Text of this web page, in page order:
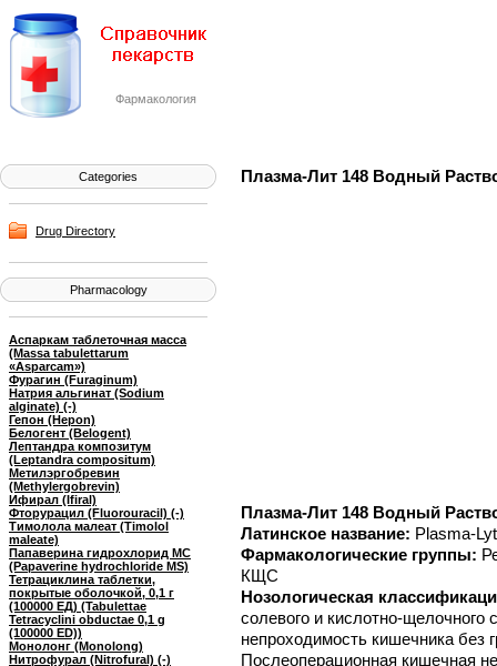
Фармакология
Categories
Drug Directory
Pharmacology
Аспаркам таблеточная масса
(Massa tabulettarum
«Asparcam»)
Фурагин (Furaginum)
Натрия альгинат (Sodium
alginate) (-)
Гепон (Hepon)
Белогент (Belogent)
Лептандра композитум
(Leptandra compositum)
Метилэргобревин
(Methylergobrevin)
Ифирал (Ifiral)
Фторурацил (Fluorouracil) (-)
Тимолола малеат (Timolol
maleate)
Папаверина гидрохлорид МС
(Papaverine hydrochloride MS)
Тетрациклина таблетки,
покрытые оболочкой, 0,1 г
(100000 ЕД) (Tabulettae
Tetracyclini obductae 0,1 g
(100000 ED))
Монолонг (Monolong)
Нитрофурал (Nitrofural) (-)
Плазма-Лит 148 Водный
Плазма-Лит 148 Водный
Латинское название: Plasma-
Фармакологические группы:
КЩС
Нозологическая
солевого и кислотно-щелочного
непроходимость кишечника без
Послеоперационная кишечная